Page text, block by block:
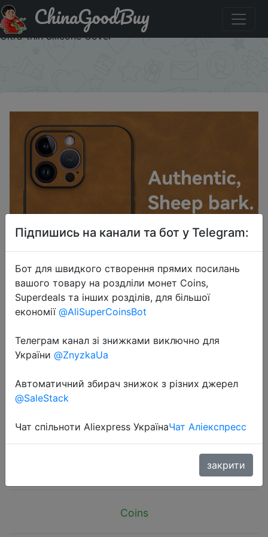
Акція на Luxury Skin Friendly Leather Phone Case For
iPhone 17 16 E 15 14 13 12 11 Pro XS Max XR X SE 8 7 Plus
Ultra-thin Silicone Cover
ChinaGoodBuy
2025-07-08
Case For iPhone 17 16 E 15 14 13 12
11 Pro XS Max XR X SE 8 7 Plus
Ultra-thin Silicone Cover
Coins
Підпишись на канали та бот у Telegram:
Бот для швидкого створення прямих посилань
вашого товару на роздліли монет Coins,
Superdeals та інших розділів, для більшої
економії @AliSuperCoinsBot
Телеграм канал зі знижками виключно для
України @ZnyzkaUa
Автоматичний збирач знижок з різних джерел
@SaleStack
Чат спільноти Aliexpress УкраїнаЧат Аліекспресс
закрити